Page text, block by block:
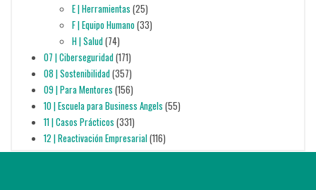
E | Herramientas (25)
F | Equipo Humano(33)
H | Salud(74)
07 | Ciberseguridad(171)
08 | Sostenibilidad(357)
09 | Para Mentores (156)
10 | Escuela para Business Angels (55)
11 | Casos Prácticos (331)
12 | Reactivación Empresarial(116)